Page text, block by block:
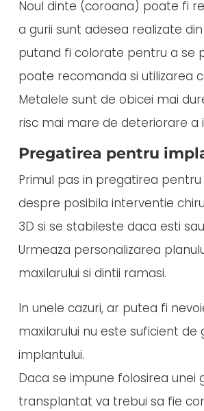
Noul dinte (coroana) poate fi
a gurii sunt adesea realizate
putand fi colorate pentru a se
poate recomanda si utilizarea
Metalele sunt de obicei mai
risc mai mare de deteriorare a
Pregatirea pentru
Primul pas in pregatirea
despre posibila interventie
3D si se stabileste daca esti
Urmeaza personalizarea
maxilarului si dintii ramasi.
In unele cazuri, ar putea fi
maxilarului nu este suficient
implantului.
Daca se impune folosirea
transplantat va trebui sa fie